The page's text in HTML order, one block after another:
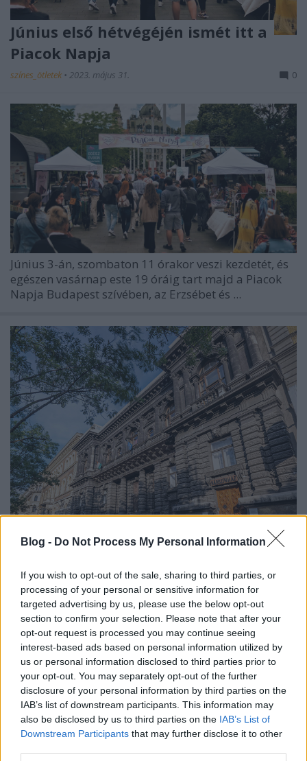
Blog - Do Not Process My Personal Information
If you wish to opt-out of the sale, sharing to third parties, or
processing of your personal or sensitive information for
targeted advertising by us, please use the below opt-out
section to confirm your selection. Please note that after your
opt-out request is processed you may continue seeing
interest-based ads based on personal information utilized by
us or personal information disclosed to third parties prior to
your opt-out. You may separately opt-out of the further
disclosure of your personal information by third parties on the
IAB’s list of downstream participants. This information may
also be disclosed by us to third parties on the IAB’s List of
Downstream Participants that may further disclose it to other
Június első hétvégéjén ismét itt a
Piacok Napja
színes_ötletek • 2023. május 31. 0
Június 3-án, szombaton 11 órakor veszi kezdetét, és
egészen vasárnap este 19 óráig tart majd a Piacok
Napja Budapest szívében, az Erzsébet és ...
Jótékonysági aukció a Képzőn a
színesötletek_team•2023. március 23.